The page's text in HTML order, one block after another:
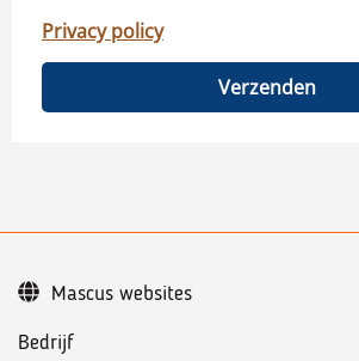
Privacy policy
Verzenden
Bedrijf
Mascus websites